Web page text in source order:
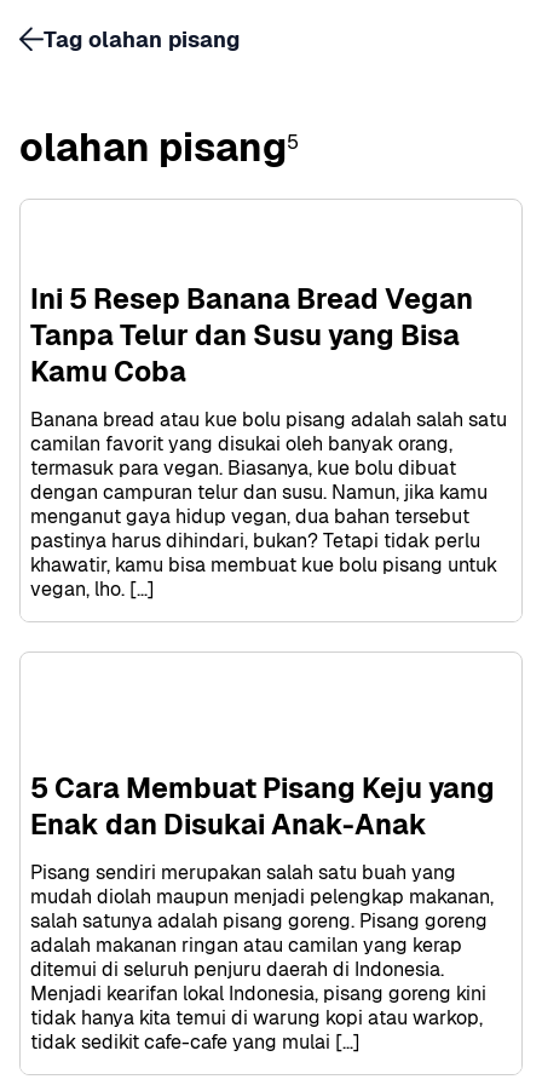
olahan pisang5
Ini 5 Resep Banana Bread Vegan
Tanpa Telur dan Susu yang Bisa
Kamu Coba
Banana bread atau kue bolu pisang adalah salah satu
camilan favorit yang disukai oleh banyak orang,
termasuk para vegan. Biasanya, kue bolu dibuat
dengan campuran telur dan susu. Namun, jika kamu
menganut gaya hidup vegan, dua bahan tersebut
pastinya harus dihindari, bukan? Tetapi tidak perlu
khawatir, kamu bisa membuat kue bolu pisang untuk
vegan, lho. […]
5 Cara Membuat Pisang Keju yang
Enak dan Disukai Anak-Anak
Pisang sendiri merupakan salah satu buah yang
mudah diolah maupun menjadi pelengkap makanan,
salah satunya adalah pisang goreng. Pisang goreng
adalah makanan ringan atau camilan yang kerap
ditemui di seluruh penjuru daerah di Indonesia.
Menjadi kearifan lokal Indonesia, pisang goreng kini
tidak hanya kita temui di warung kopi atau warkop,
tidak sedikit cafe-cafe yang mulai […]
Tag olahan pisang